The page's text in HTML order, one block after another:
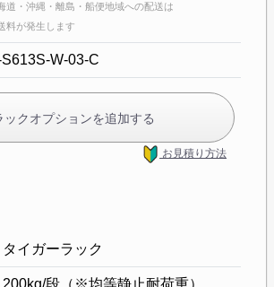
道・沖縄・離島・船便地域への配送は
料が発生します
W-03-C
ックオプションを追加する
お見積り方法
タイガーラック
200kg/段（※均等静止耐荷重）